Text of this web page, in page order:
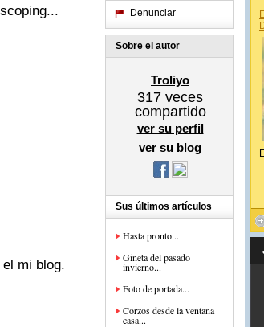
mi blog.
Denunciar
Sobre el autor
Troliyo
317 veces
compartido
ver su perfil
ver su blog
Sus últimos artículos
Hasta pronto...
Gineta del pasado
invierno...
Foto de portada...
Corzos desde la ventana
casa...